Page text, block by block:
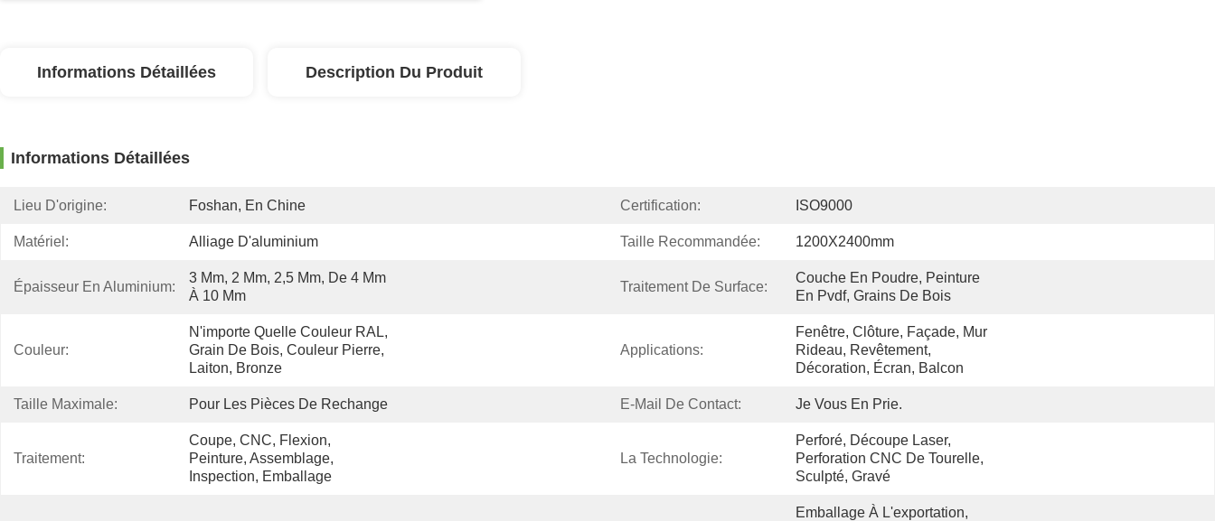
Informations Détaillées Description Du Produit
Informations Détaillées
Lieu D'origine: Foshan, En Chine Certification: ISO9000
Matériel: Alliage D'aluminium Taille Recommandée: 1200X2400mm
Épaisseur En Aluminium:
3 Mm, 2 Mm, 2,5 Mm, De 4 Mm
À 10 Mm
Traitement De Surface:
Couche En Poudre, Peinture
En Pvdf, Grains De Bois
Couleur:
N'importe Quelle Couleur RAL,
Grain De Bois, Couleur Pierre,
Laiton, Bronze
Applications:
Fenêtre, Clôture, Façade, Mur
Rideau, Revêtement,
Décoration, Écran, Balcon
Taille Maximale: Pour Les Pièces De Rechange E-Mail De Contact: Je Vous En Prie.
Traitement:
Coupe, CNC, Flexion,
Peinture, Assemblage,
Inspection, Emballage
La Technologie:
Perforé, Découpe Laser,
Perforation CNC De Tourelle,
Sculpté, Gravé
Emballage À L'exportation,